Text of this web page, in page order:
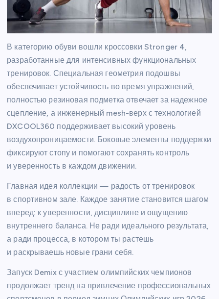
В категорию обуви вошли кроссовки Stronger 4,
разработанные для интенсивных функциональных
тренировок. Специальная геометрия подошвы
обеспечивает устойчивость во время упражнений,
полностью резиновая подметка отвечает за надежное
сцепление, а инженерный mesh-верх с технологией
DXCOOL360 поддерживает высокий уровень
воздухопроницаемости. Боковые элементы поддержки
фиксируют стопу и помогают сохранять контроль
и уверенность в каждом движении.
Главная идея коллекции — радость от тренировок
в спортивном зале. Каждое занятие становится шагом
вперед: к уверенности, дисциплине и ощущению
внутреннего баланса. Не ради идеального результата,
а ради процесса, в котором ты растешь
и раскрываешь новые грани себя.
Запуск Demix с участием олимпийских чемпионов
продолжает тренд на привлечение профессиональных